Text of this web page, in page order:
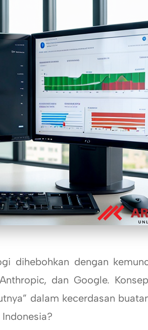
dengan
dan Google.
dalam kecerdasan